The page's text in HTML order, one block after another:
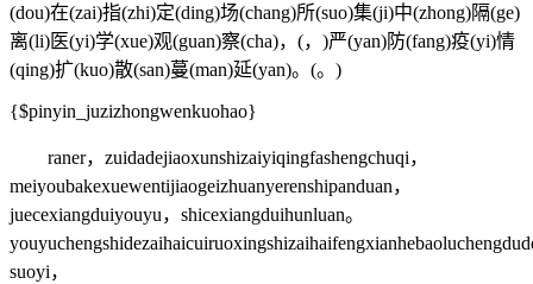
(dou)在(zai)指(zhi)定(ding)场(chang)所(suo)集(ji)中(zhong)隔(ge)
离(li)医(yi)学(xue)观(guan)察(cha)，(，)严(yan)防(fang)疫(yi)情
(qing)扩(kuo)散(san)蔓(man)延(yan)。(。)
{$pinyin_juzizhongwenkuohao}
raner，zuidadejiaoxunshizaiyiqingfashengchuqi，
meiyoubakexuewentijiaogeizhuanyerenshipanduan，
juecexiangduiyouyu，shicexiangduihunluan。
suoyi，